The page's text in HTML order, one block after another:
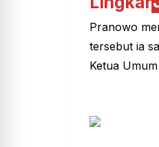
Pranowo
tersebut ia
Ketua